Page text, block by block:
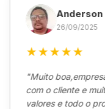
Anderson
26/09/2025
★★★
"Muito boa,empresa
com o cliente e muito
valores e todo o